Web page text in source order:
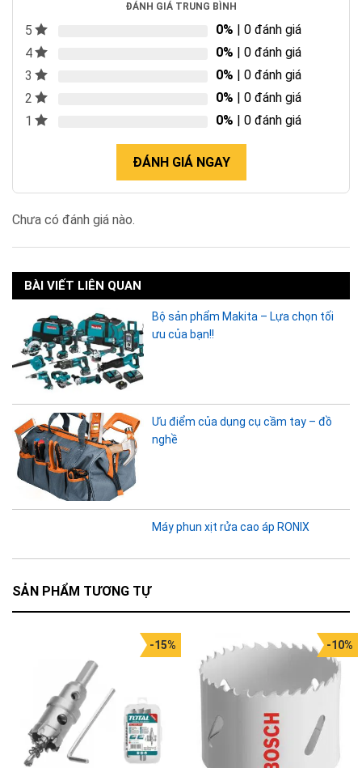
ĐÁNH GIÁ TRUNG BÌNH
5 0% | 0 đánh giá
4
0% | 0 đánh giá
3
0% | 0 đánh giá
2
0% | 0 đánh giá
1
0% | 0 đánh giá
ĐÁNH GIÁ NGAY
Chưa có đánh giá nào.
BÀI VIẾT LIÊN QUAN
Bộ sản phẩm Makita – Lựa chọn tối
ưu của bạn!!
Ưu điểm của dụng cụ cầm tay – đồ
nghề
Máy phun xịt rửa cao áp RONIX
SẢN PHẨM TƯƠNG TỰ
-15% -10%